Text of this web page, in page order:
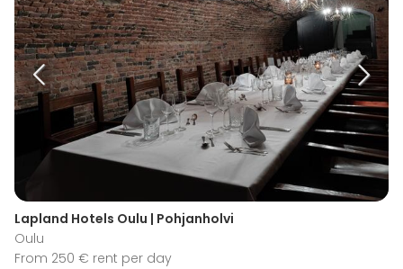
Lapland Hotels Oulu | Pohjanholvi
Oulu
From 250 € rent per day